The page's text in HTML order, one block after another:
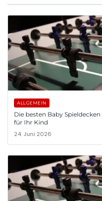
ALLGEMEIN
Die besten Baby
für Ihr Kind
24. Juni 2026